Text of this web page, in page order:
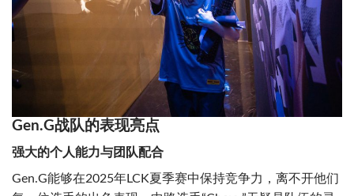
Gen.G战队的表现亮点
强大的个人能力与团队配合
Gen.G能够在2025年LCK夏季赛中保持竞争力，离不开他们